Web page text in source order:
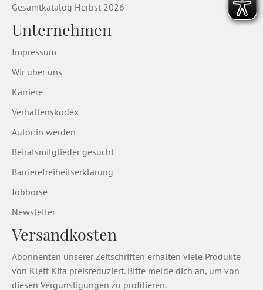
Gesamtkatalog Herbst 2026
Unternehmen
Impressum
Wir über uns
Karriere
Verhaltenskodex
Autor:in werden
Beiratsmitglieder gesucht
Barrierefreiheitserklärung
Jobbörse
Newsletter
Versandkosten
Abonnenten unserer Zeitschriften erhalten viele Produkte
von Klett Kita preisreduziert. Bitte melde dich an, um von
diesen Vergünstigungen zu profitieren.